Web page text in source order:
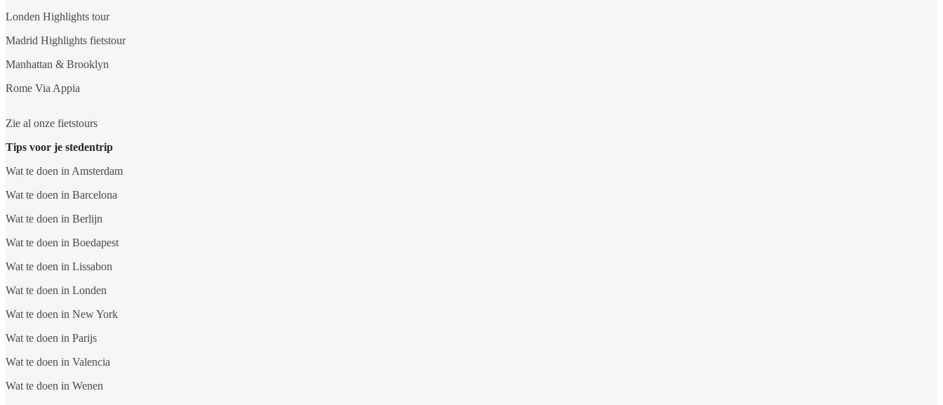
Londen Highlights tour
Madrid Highlights fietstour
Manhattan & Brooklyn
Rome Via Appia
Zie al onze fietstours
Tips voor je stedentrip
Wat te doen in Amsterdam
Wat te doen in Barcelona
Wat te doen in Berlijn
Wat te doen in Boedapest
Wat te doen in Lissabon
Wat te doen in Londen
Wat te doen in New York
Wat te doen in Parijs
Wat te doen in Valencia
Wat te doen in Wenen